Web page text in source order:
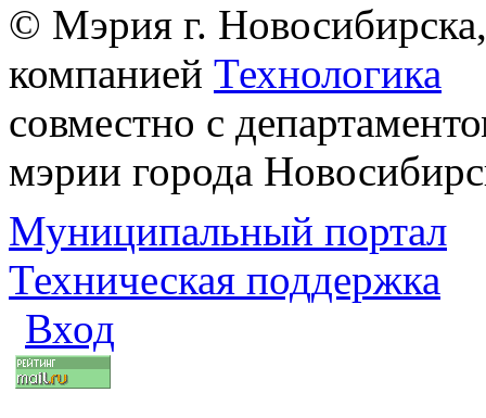
© Мэрия г.
компанией Технологика
совместно с
мэрии города
Муниципальный портал
Техническая поддержка
Вход